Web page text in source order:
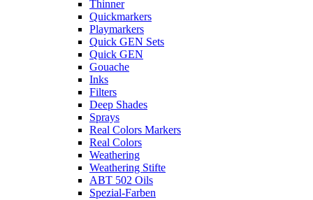
Thinner
Quickmarkers
Playmarkers
Quick GEN Sets
Quick GEN
Gouache
Inks
Filters
Deep Shades
Sprays
Real Colors Markers
Real Colors
Weathering
Weathering Stifte
ABT 502 Oils
Spezial-Farben